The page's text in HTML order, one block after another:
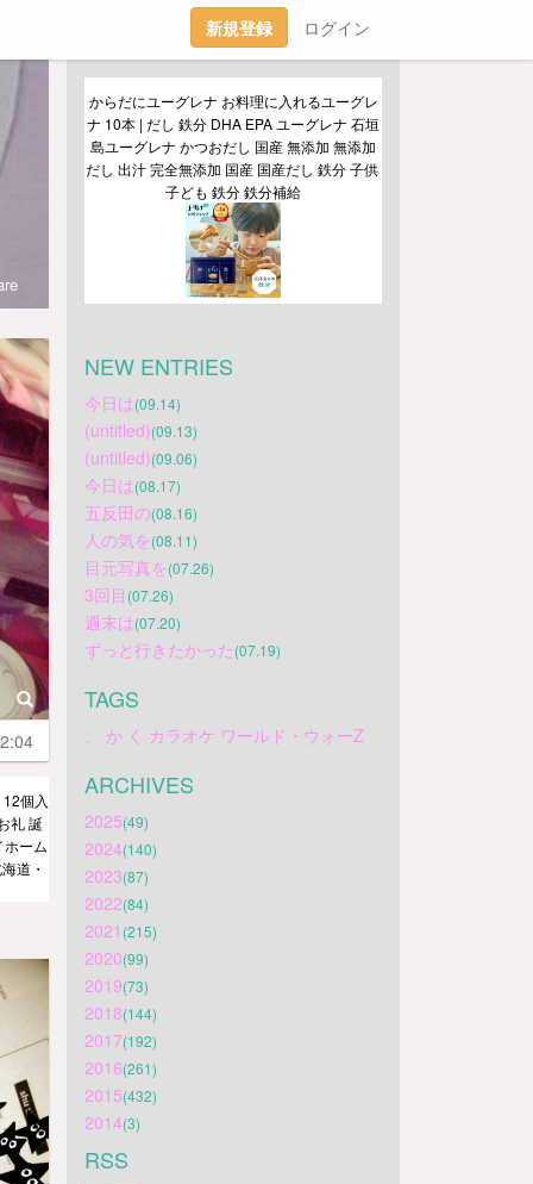
新規登録 ログイン
個入
礼 誕
ホーム
道・
からだにユーグレナ お料理に入れるユーグレ
ナ 10本 | だし 鉄分 DHA EPA ユーグレナ 石垣
島ユーグレナ かつおだし 国産 無添加 無添加
だし 出汁 完全無添加 国産 国産だし 鉄分 子供
子ども 鉄分 鉄分補給
NEW ENTRIES
今日は(09.14)
(untitled)(09.13)
(untitled)(09.06)
今日は(08.17)
五反田の(08.16)
人の気を(08.11)
目元写真を(07.26)
3回目 (07.26)
週末は(07.20)
ずっと行きたかった(07.19)
TAGS
、 か く カラオケ ワールド・ウォーZ
ARCHIVES
2025(49)
2024(140)
2023(87)
2022(84)
2021 (215)
2020(99)
2019(73)
2018(144)
2017(192)
2016(261)
2015(432)
2014(3)
RSS